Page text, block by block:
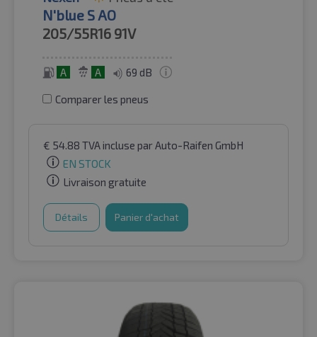
N'blue S AO
205/55R16 91V
A A 69 dB
Comparer les pneus
€ 54.88 TVA incluse par Auto-Raifen GmbH
EN STOCK
Livraison gratuite
Détails Panier d'achat